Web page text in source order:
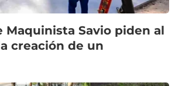
Maquinista Savio piden al
creación de un